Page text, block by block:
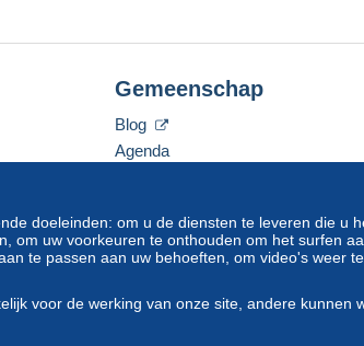
doeleinden: om u de diensten te leveren die u
om uw voorkeuren te onthouden om het surfen
te passen aan uw behoeften, om video's weer
voor de werking van onze site, andere kunnen
Gemeenschap
Blog
Agenda